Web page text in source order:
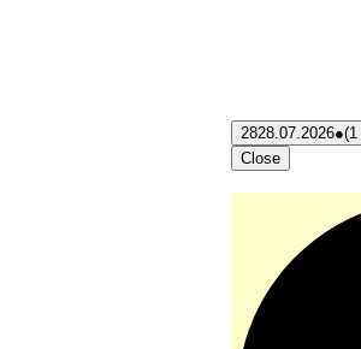
2828.07.2026●(1
Close